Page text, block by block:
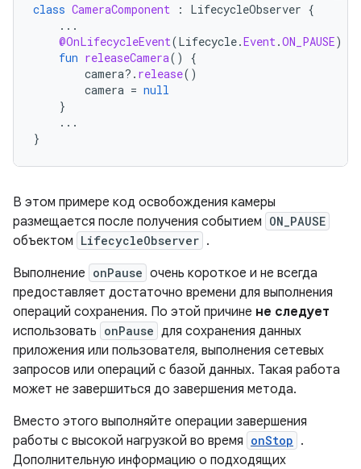
class CameraComponent : LifecycleObserver {
...
@OnLifecycleEvent(Lifecycle.Event .ON_PAUSE)
fun releaseCamera()
{
camera?. release()
camera = null
}
...
}
В этом примере код освобождения камеры
размещается после получения событием ON_PAUSE
объектом LifecycleObserver .
Выполнение onPause очень короткое и не всегда
предоставляет достаточно времени для выполнения
операций сохранения. По этой причине не следует
использовать onPause для сохранения данных
приложения или пользователя, выполнения сетевых
запросов или операций с базой данных. Такая работа
может не завершиться до завершения метода.
Вместо этого выполняйте операции завершения
работы с высокой нагрузкой во время onStop .
Дополнительную информацию о подходящих